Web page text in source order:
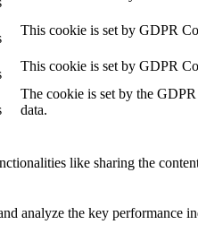
This cookie is set by GDPR
This cookie is set by GDPR
The cookie is set by the
data.
like sharing the
analyze the key